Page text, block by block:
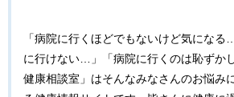
「病院に行くほどでもないけど気にな
に行けない…」「病院に行くのは恥ずか
健康相談室」はそんなみなさんのお悩み